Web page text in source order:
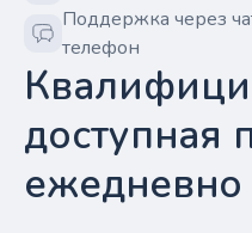
Поддержка через
телефон
доступная
ежедневно